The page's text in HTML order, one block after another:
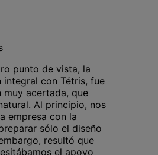
punto de vista, la
integral con Tétris, fue
muy acertada, que
Al principio, nos
empresa con la
sólo el diseño
resultó que
el apoyo